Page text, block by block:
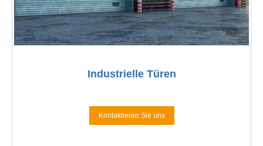
Industrielle Türen
Kontaktieren Sie uns